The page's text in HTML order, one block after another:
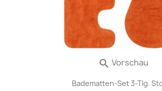
Badematten-Set 3-Tlg.
 Vorschau